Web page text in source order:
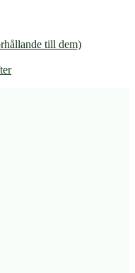
till dem)